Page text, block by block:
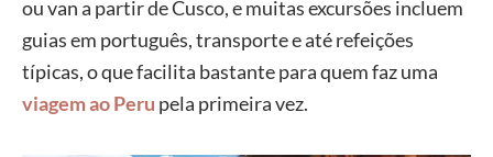
ou van a partir de Cusco, e muitas excursões incluem
guias em português, transporte e até refeições
típicas, o que facilita bastante para quem faz uma
viagem ao Peru pela primeira vez.